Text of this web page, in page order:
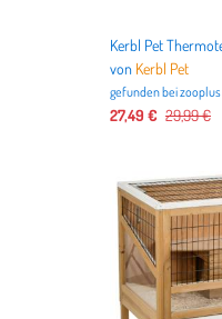
von Kerbl Pet
gefunden beizooplus
27,49 € 29,99 €